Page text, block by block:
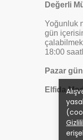
Değerli
Yoğunluk
gün
18:00
Pazar
Elfida